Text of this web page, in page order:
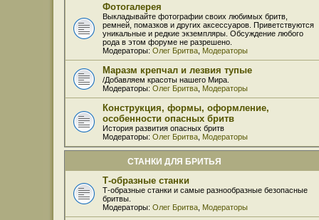
Фотогалерея
Выкладывайте фотографии своих любимых бритв,
ремней, помазков и других аксессуаров. Приветствуются
уникальные и редкие экземпляры. Обсуждение любого
рода в этом форуме не разрешено.
Модераторы: Олег Бритва Модераторы
Маразм крепчал и лезвия тупые
/Добавляем красоты нашего Мира.
Модераторы: Олег Бритва Модераторы
Конструкция, формы, оформление,
особенности опасных бритв
История развития опасных бритв
Модераторы: Олег Бритва Модераторы
СТАНКИ ДЛЯ БРИТЬЯ
Т-образные станки
Т-образные станки и самые разнообразные безопасные
бритвы.
Модераторы: Олег Бритва Модераторы